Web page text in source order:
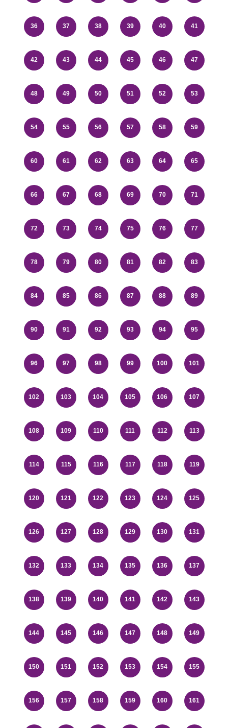
36 37 38 39 40 41
42 43 44 45 46 47
48 49 50 51 52 53
54 55 56 57 58 59
60 61 62 63 64 65
66 67 68 69 70 71
72 73 74 75 76 77
78 79 80 81 82 83
84 85 86 87 88 89
90 91 92 93 94 95
96 97 98 99 100 101
102 103 104 105 106 107
108 109 110 111 112 113
114 115 116 117 118 119
120 121 122 123 124 125
126 127 128 129 130 131
132 133 134 135 136 137
138 139 140 141 142 143
144 145 146 147 148 149
150 151 152 153 154 155
156 157 158 159 160 161